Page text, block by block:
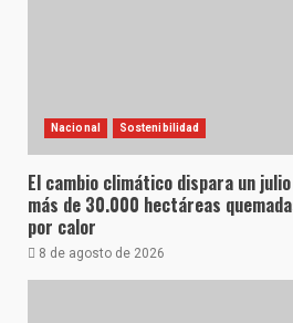
Nacional Sostenibilidad
El cambio climático dispara un
más de 30.000 hectáreas
por calor
8 de agosto de 2026